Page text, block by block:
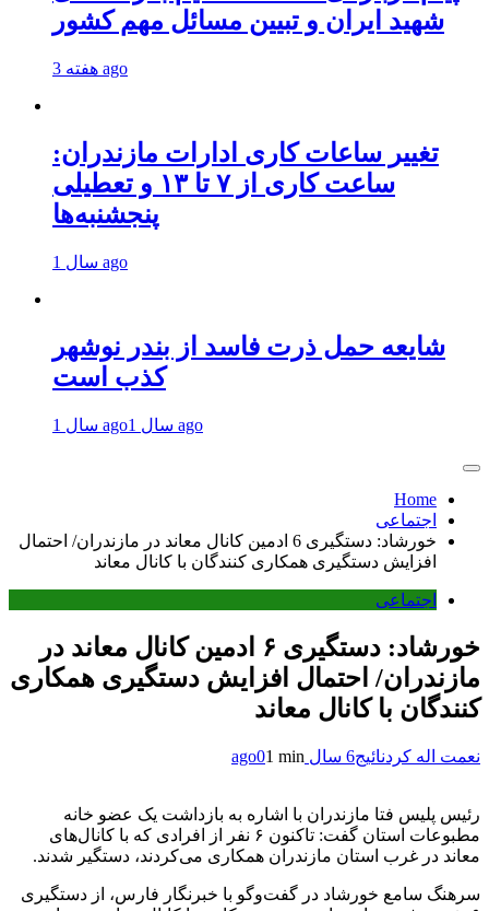
شهید ایران و تبیین مسائل مهم کشور
3 هفته ago
تغییر ساعات کاری ادارات مازندران:
ساعت کاری از ۷ تا ۱۳ و تعطیلی
پنجشنبه‌ها
1 سال ago
شایعه حمل ذرت فاسد از بندر نوشهر
کذب است
1 سال ago 1 سال ago
Home
اجتماعی
خورشاد: دستگیری 6 ادمین‌ کانال معاند در مازندران/ احتمال
افزایش دستگیری همکاری کنندگان با کانال معاند
اجتماعی
خورشاد: دستگیری ۶ ادمین‌ کانال معاند در
مازندران/ احتمال افزایش دستگیری همکاری
کنندگان با کانال معاند
نعمت اله کردنائیج6 سال ago 01 min
رئیس پلیس فتا مازندران با اشاره به بازداشت یک عضو خانه
مطبوعات استان گفت: تاکنون ۶ نفر از افرادی که با کانال‌های
معاند در غرب استان مازندران همکاری می‌کردند، دستگیر شدند.
سرهنگ سامع خورشاد در گفت‌وگو با خبرنگار فارس، از دستگیری